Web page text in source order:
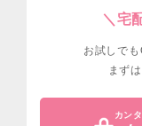
＼宅
お試しで
まず
カン